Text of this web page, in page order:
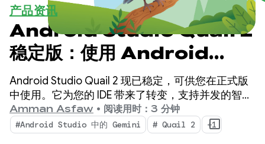
产品资讯
Android Studio Quail 2
稳定版：使用 Android
Studio AI 智能体执行多项任
务
Android Studio Quail 2 现已稳定，可供您在正式版
中使用。它为您的 IDE 带来了转变，支持并发的智能
体工作流、原生集成的内存泄漏分析，以及可感知上
下文的崩溃修复。
Amman Asfaw • 阅读用时：3 分钟
#Android Studio 中的 Gemini # Quail 2 +1